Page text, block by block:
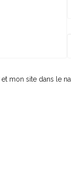
mon site dans le